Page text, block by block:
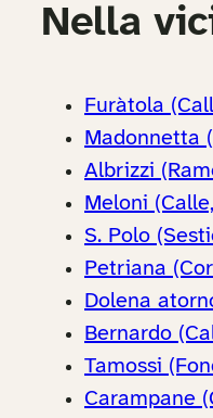
Nella
Furàtola
Madonnetta
Albrizzi
Meloni
S. Polo
Petriana
Dolena
Bernardo
Tamossi
Carampane